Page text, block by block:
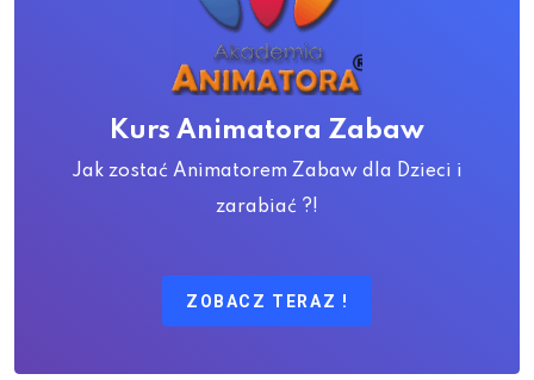
Kurs Animatora Zabaw
Jak zostać Animatorem Zabaw dla Dzieci i
zarabiać ?!
ZOBACZ TERAZ !